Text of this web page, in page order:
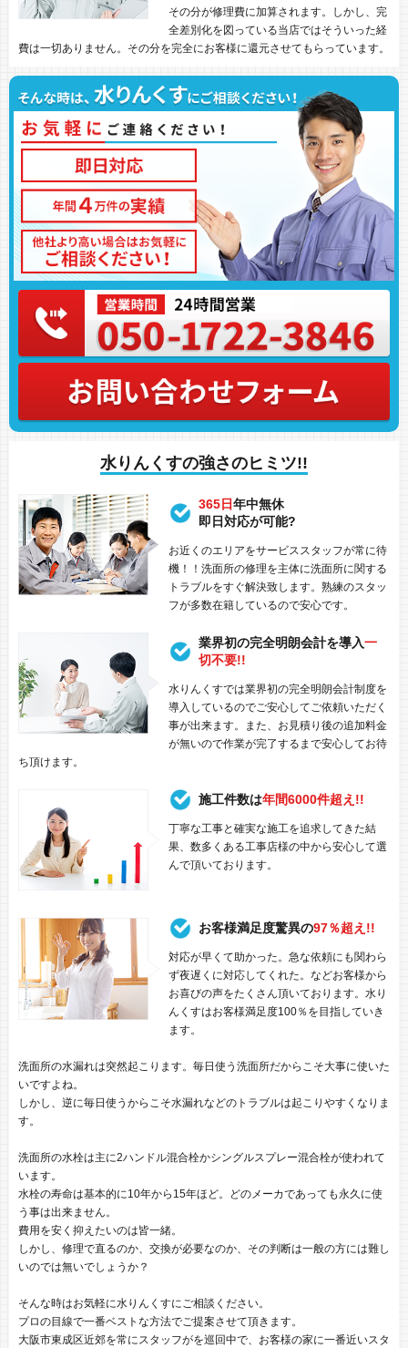
その分が修理費に加算されます。しかし、完
全差別化を図っている当店ではそういった経
費は一切ありません。その分を完全にお客様に還元させてもらっています。
水りんくすの強さのヒミツ!!
365日年中無休
即日対応が可能?
お近くのエリアをサービススタッフが常に待
機！！洗面所の修理を主体に洗面所に関する
トラブルをすぐ解決致します。熟練のスタッ
フが多数在籍しているので安心です。
業界初の完全明朗会計を導入一
切不要!!
水りんくすでは業界初の完全明朗会計制度を
導入しているのでご安心してご依頼いただく
事が出来ます。また、お見積り後の追加料金
が無いので作業が完了するまで安心してお待
ち頂けます。
施工件数は年間6000件超え!!
丁寧な工事と確実な施工を追求してきた結
果、数多くある工事店様の中から安心して選
んで頂いております。
お客様満足度驚異の97％超え!!
対応が早くて助かった。急な依頼にも関わら
ず夜遅くに対応してくれた。などお客様から
お喜びの声をたくさん頂いております。水り
んくすはお客様満足度100％を目指していき
ます。
洗面所の水漏れは突然起こります。毎日使う洗面所だからこそ大事に使いた
いですよね。
しかし、逆に毎日使うからこそ水漏れなどのトラブルは起こりやすくなりま
す。
洗面所の水栓は主に2ハンドル混合栓かシングルスプレー混合栓が使われて
います。
水栓の寿命は基本的に10年から15年ほど。どのメーカであっても永久に使
う事は出来ません。
費用を安く抑えたいのは皆一緒。
しかし、修理で直るのか、交換が必要なのか、その判断は一般の方には難し
いのでは無いでしょうか？
そんな時はお気軽に水りんくすにご相談ください。
プロの目線で一番ベストな方法でご提案させて頂きます。
大阪市東成区近郊を常にスタッフがを巡回中で、お客様の家に一番近いスタ